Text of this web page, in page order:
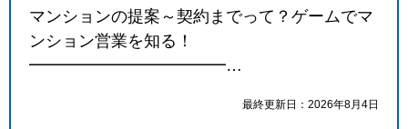
マンションの提案～契約までって？ゲームでマ
ンション営業を知る！
━━━━━━━━━━━━…
最終更新日：2026年8月4日